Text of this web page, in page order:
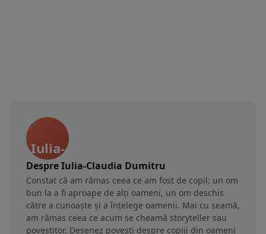
Despre Iulia-Claudia Dumitru
Constat că am rămas ceea ce am fost de copil: un om
bun la a fi aproape de alți oameni, un om deschis
către a cunoaște și a înțelege oamenii. Mai cu seamă,
am rămas ceea ce acum se cheamă storyteller sau
povestitor. Desenez povești despre copiii din oameni